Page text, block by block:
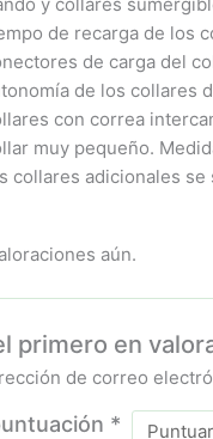
y collares
de recarga de los
de carga del
de los collares
con correa
muy pequeño.
collares adicionales
aún.
primero en
de correo
*